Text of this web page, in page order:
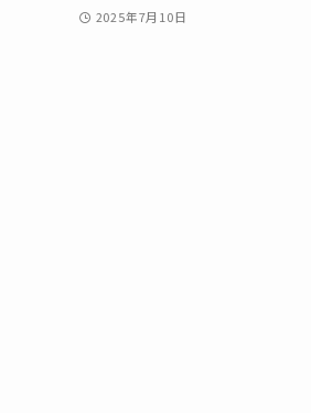
2025年7月10日